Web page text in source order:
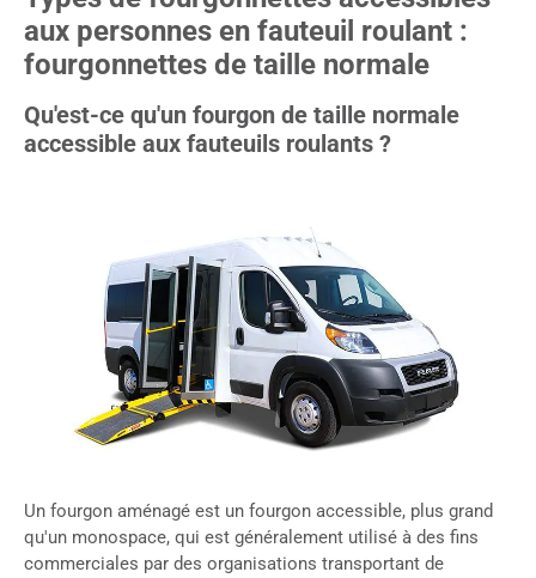
aux personnes en fauteuil roulant :
fourgonnettes de taille normale
Qu'est-ce qu'un fourgon de taille normale
accessible aux fauteuils roulants ?
Un fourgon aménagé est un fourgon accessible, plus grand
qu'un monospace, qui est généralement utilisé à des fins
commerciales par des organisations transportant de